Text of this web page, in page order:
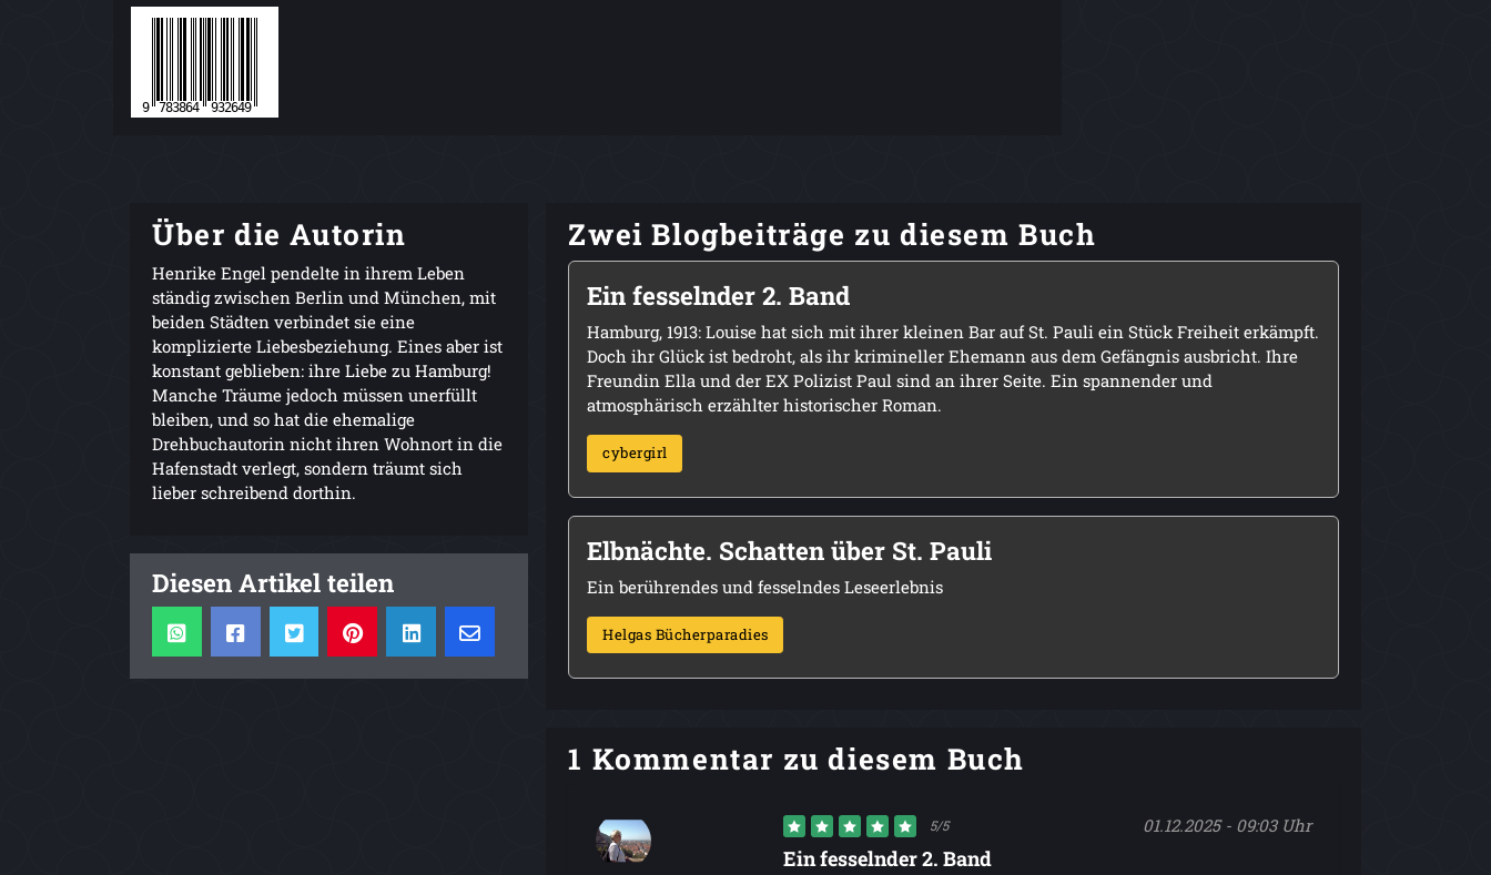
Über die Autorin
Henrike Engel pendelte in ihrem Leben
ständig zwischen Berlin und München, mit
beiden Städten verbindet sie eine
komplizierte Liebesbeziehung. Eines aber ist
konstant geblieben: ihre Liebe zu Hamburg!
Manche Träume jedoch müssen unerfüllt
bleiben, und so hat die ehemalige
Drehbuchautorin nicht ihren Wohnort in die
Hafenstadt verlegt, sondern träumt sich
lieber schreibend dorthin.
Diesen Artikel teilen
Zwei Blogbeiträge zu diesem Buch
Ein fesselnder 2. Band
Hamburg, 1913: Louise hat sich mit ihrer kleinen Bar auf St. Pauli ein Stück Freiheit erkämpft.
Doch ihr Glück ist bedroht, als ihr krimineller Ehemann aus dem Gefängnis ausbricht. Ihre
Freundin Ella und der EX Polizist Paul sind an ihrer Seite. Ein spannender und
atmosphärisch erzählter historischer Roman.
cybergirl
Elbnächte. Schatten über St. Pauli
Ein berührendes und fesselndes Leseerlebnis
Helgas Bücherparadies
1 Kommentar zu diesem Buch
5/5 01.12.2025 - 09:03 Uhr
Ein fesselnder 2. Band